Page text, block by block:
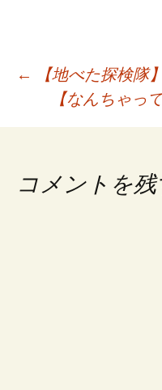
投
ビ
←
【地べた探検隊
【なんちゃっ
コメントを